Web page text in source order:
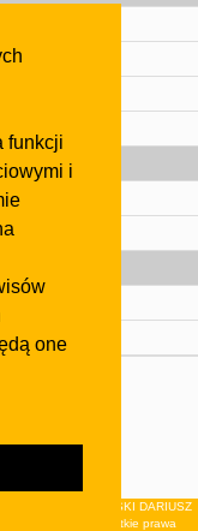
funkcji
i
one
.
MAREK KLUCZEWSKI DARIUSZ
300 Olkusz . Wszystkie prawa